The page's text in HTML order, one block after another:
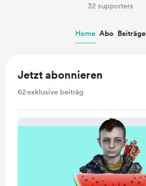
32 supporters
Home Abo Beiträge
Jetzt abonnieren
62exklusive beiträg